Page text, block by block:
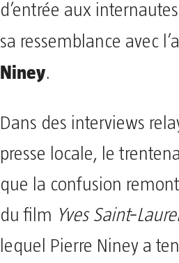
d’entrée aux
sa ressemblance avec
Niney.
Dans des interviews
presse locale, le
que la confusion
du film Yves
lequel Pierre Niney a